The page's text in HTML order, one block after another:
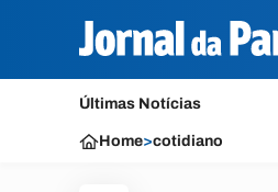
Últimas Notícias
Home>cotidiano